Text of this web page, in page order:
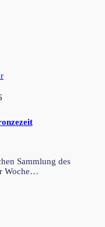
Sammlung des
Woche…